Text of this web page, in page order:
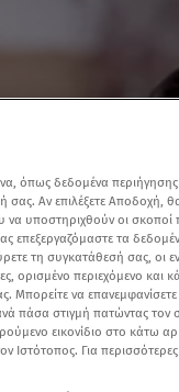
αναζήτησης
όπως δεδομένα
Αν επιλέξετε Αποδοχή,
να υποστηριχθούν οι σκοποί
επεξεργαζόμαστε τα
τη συγκατάθεσή σας, οι
ορισμένο περιεχόμενο και
Μπορείτε να
πάσα στιγμή πατώντας τον
εικονίδιο στο κάτω
Ιστότοπος. Για